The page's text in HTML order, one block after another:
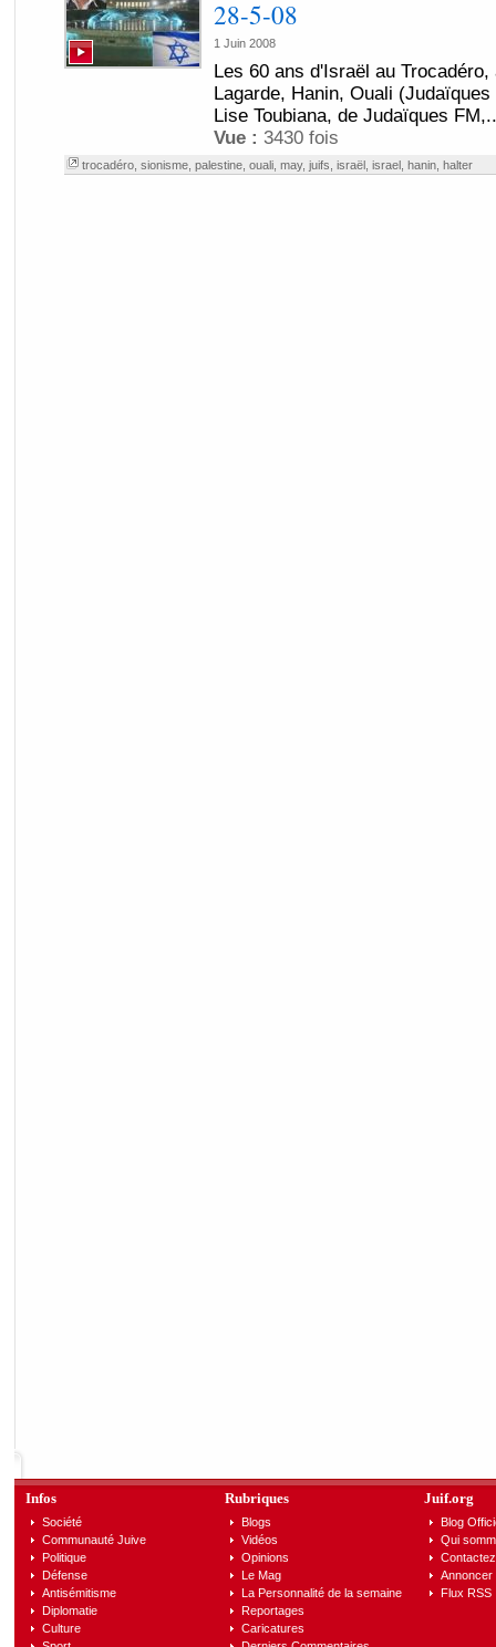
28-5-08
1 Juin 2008
Les 60 ans d'Israël au
Lagarde, Hanin, Ouali
Lise Toubiana, de Judaïques
Vue : 3430 fois
trocadéro, sionisme, palestine, ouali, may, juifs israël, israel, hanin, halter
Infos
Société
Communauté Juive
Politique
Défense
Antisémitisme
Diplomatie
Culture
Rubriques
Blogs
Vidéos
Opinions
Le Mag
La Personnalité de la semaine
Reportages
Caricatures
Juif.org
Blog
Qui
Annoncer
Flux RSS